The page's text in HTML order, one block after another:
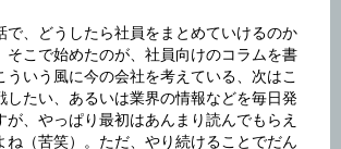
で、どうしたら社員をまとめていけるのか
そこで始めたのが、社員向けのコラムを書
ういう風に今の会社を考えている、次はこ
したい、あるいは業界の情報などを毎日発
が、やっぱり最初はあんまり読んでもらえ
ね（苦笑）。ただ、やり続けることでだん